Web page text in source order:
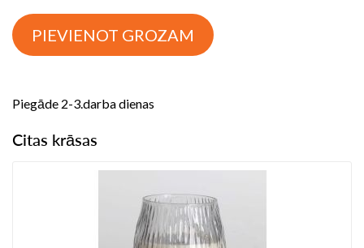
PIEVIENOT GROZAM
Piegāde 2-3.darba dienas
Citas krāsas